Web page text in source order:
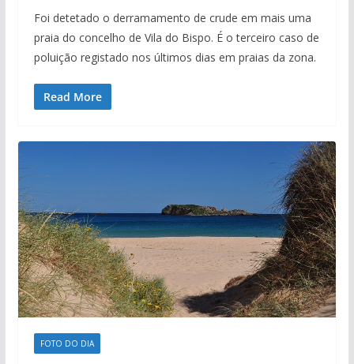
Foi detetado o derramamento de crude em mais uma
praia do concelho de Vila do Bispo. É o terceiro caso de
poluição registado nos últimos dias em praias da zona.
Read More
FOTO DO DIA